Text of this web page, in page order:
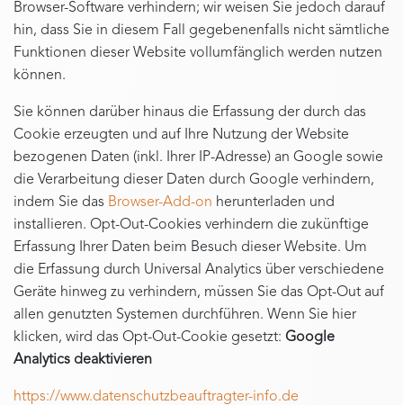
Browser-Software verhindern; wir weisen Sie jedoch darauf
hin, dass Sie in diesem Fall gegebenenfalls nicht sämtliche
Funktionen dieser Website vollumfänglich werden nutzen
können.
Sie können darüber hinaus die Erfassung der durch das
Cookie erzeugten und auf Ihre Nutzung der Website
bezogenen Daten (inkl. Ihrer IP-Adresse) an Google sowie
die Verarbeitung dieser Daten durch Google verhindern,
indem Sie das Browser-Add-on herunterladen und
installieren. Opt-Out-Cookies verhindern die zukünftige
Erfassung Ihrer Daten beim Besuch dieser Website. Um
die Erfassung durch Universal Analytics über verschiedene
Geräte hinweg zu verhindern, müssen Sie das Opt-Out auf
allen genutzten Systemen durchführen. Wenn Sie hier
klicken, wird das Opt-Out-Cookie gesetzt: Google
Analytics deaktivieren
https://www.datenschutzbeauftragter-info.de